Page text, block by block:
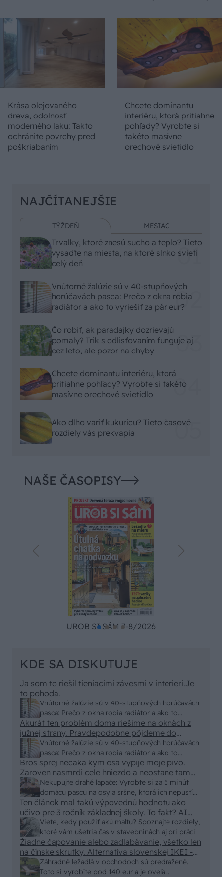
Krása olejovaného
dreva, odolnosť
moderného laku: Takto
ochránite povrchy pred
poškriabaním
Chcete dominantu
interiéru, ktorá pritiahne
pohľady? Vyrobte si
takéto masívne
orechové svietidlo
NAJČÍTANEJŠIE
TÝŽDEŇ MESIAC
Trvalky, ktoré znesú sucho a teplo? Tieto
vysaďte na miesta, na ktoré slnko svieti
celý deň
Vnútorné žalúzie sú v 40-stupňových
horúčavách pasca: Prečo z okna robia
radiátor a ako to vyriešiť za pár eur?
Čo robiť, ak paradajky dozrievajú
pomaly? Trik s odlisťovaním funguje aj
cez leto, ale pozor na chyby
Chcete dominantu interiéru, ktorá
pritiahne pohľady? Vyrobte si takéto
masívne orechové svietidlo
Ako dlho variť kukuricu? Tieto časové
rozdiely vás prekvapia
NAŠE ČASOPISY
UROB SI SÁM 7-8/2026
KDE SA DISKUTUJE
Vnútorné žalúzie sú v 40-stupňových horúčavách
pasca: Prečo z okna robia radiátor a ako to
vyriešiť za pár eur?
Ja som to riešil tieniacimi závesmi v interieri.Je
to pohoda.
Vnútorné žalúzie sú v 40-stupňových horúčavách
pasca: Prečo z okna robia radiátor a ako to
vyriešiť za pár eur?
Akurát ten problém doma riešime na oknách z
južnej strany. Pravdepodobne pôjdeme do
vonkajšieho tienenia na spôsob markízy
250x150cm. Čínsky predajcovia idú okolo 100
eur kus.
Nekupujte drahé lapače: Vyrobte si za 5 minút
domácu pascu na osy a sršne, ktorá ich nepustí
von
Bros sprej necaka kym osa vypije moje pivo.
Zaroven nasmrdi cele hniezdo a neostane tam
nic zive. Vasa pasca naucinke moc efektivne.
Skor pritiahne slimaky
Viete, kedy použiť akú maltu? Spoznajte rozdiely,
ktoré vám ušetria čas v stavebninách aj pri práci
Ten článok mal takú výpovednú hodnotu ako
učivo pre 3 ročník základnej školy. To fakt? AI
alebo nejaka kniha z VŠ? Dnešné rychlotvrdnuce
malty - pevnosť 40 Mpa a doba schnutia tak 15
minut , k tomu vodotesné s kryštálikou. A rozdiel
- schnutie a zretie. Nič?
Záhradné ležadlá v obchodoch sú predražené.
Toto si vyrobíte pod 140 eur a je oveľa
Žiadne čapovanie alebo zadlabávanie, všetko len
na čínske skrutky. Alternatíva slovenskej IKEI -
čo sa týka pevnosti. Autor si nedal veľa námahy s
remeselným spracovaním, škoda. No lepšie než